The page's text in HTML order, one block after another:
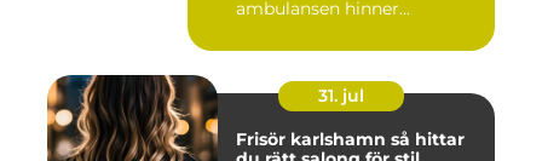
ambulansen hinner...
31. jul
Frisör karlshamn så hittar